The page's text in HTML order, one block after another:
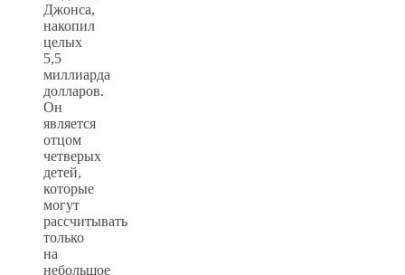
Джонса,
накопил
целых
5,5
миллиарда
долларов.
Он
является
отцом
четверых
детей,
которые
могут
рассчитывать
только
на
небольшое